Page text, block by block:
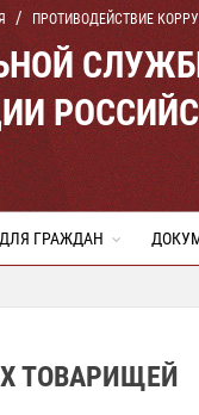
ПРОТИВОДЕЙСТВИЕ
ДЛЯ ГРАЖДАН
ТОВАРИЩЕЙ